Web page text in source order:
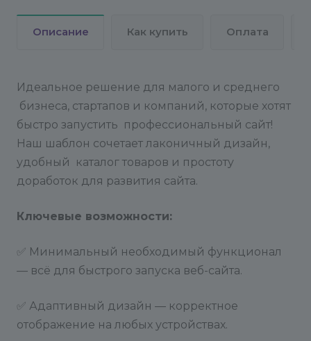
Описание Как купить Оплата
Идеальное решение для малого и среднего
бизнеса, стартапов и компаний, которые хотят
быстро запустить профессиональный сайт!
Наш шаблон сочетает лаконичный дизайн,
удобный каталог товаров и простоту
доработок для развития сайта.
Ключевые возможности:
✅ Минимальный необходимый функционал
— всё для быстрого запуска веб-сайта.
✅ Адаптивный дизайн — корректное
отображение на любых устройствах.